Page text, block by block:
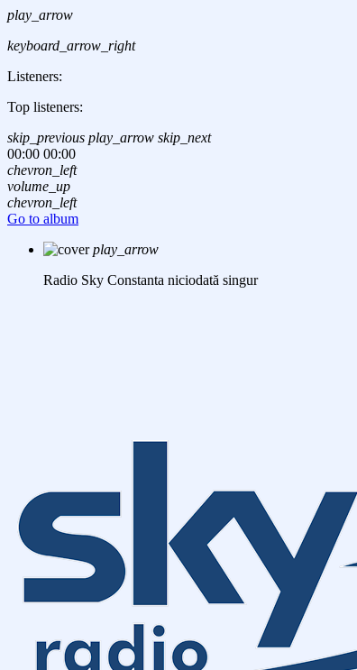
play_arrow
keyboard_arrow_right
Listeners:
Top listeners:
skip_previous play_arrow skip_next
00:00 00:00
chevron_left
volume_up
chevron_left
Go to album
play_arrow
Radio Sky Constanta niciodată singur